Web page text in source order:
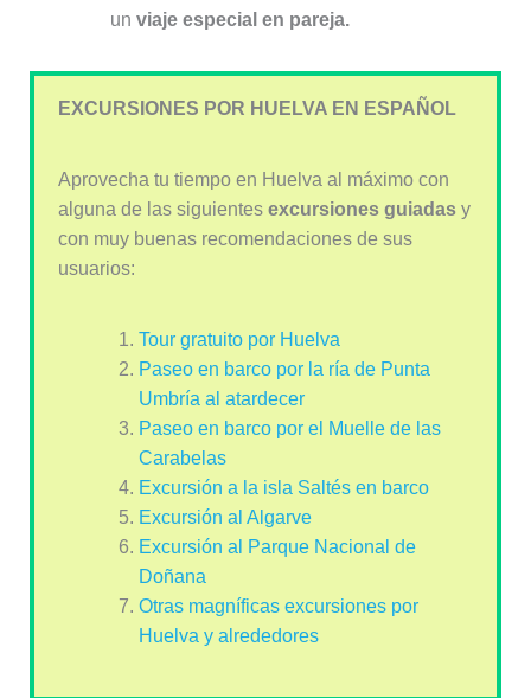
un viaje especial en pareja.
EXCURSIONES POR HUELVA EN ESPAÑOL
Aprovecha tu tiempo en Huelva al máximo con
alguna de las siguientes excursiones guiadasy
con muy buenas recomendaciones de sus
usuarios:
Tour gratuito por Huelva
Paseo en barco por la ría de Punta
Umbría al atardecer
Paseo en barco por el Muelle de las
Carabelas
Excursión a la isla Saltés en barco
Excursión al Algarve
Excursión al Parque Nacional de
Doñana
Otras magníficas excursiones por
Huelva y alrededores